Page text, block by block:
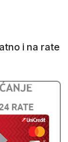
i na rate